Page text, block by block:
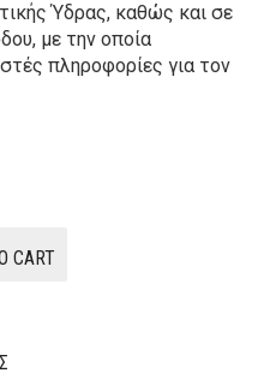
Ύδρας, καθώς και σε
με την οποία
πληροφορίες για τον
CART